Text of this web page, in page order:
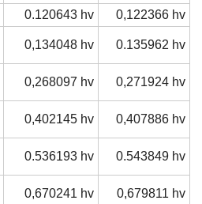
0.120643 hv
0,122366 hv
0,134048 hv 0.135962 hv
0,268097 hv 0,271924 hv
0,402145 hv 0,407886 hv
0.536193 hv 0.543849 hv
0,670241 hv 0,679811 hv